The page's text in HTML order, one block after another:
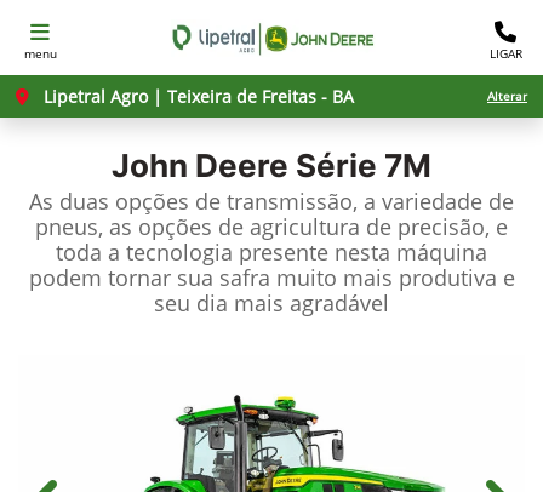
menu LIGAR
Lipetral Agro | Teixeira de Freitas - BA Alterar
John Deere Série 7M
As duas opções de transmissão, a variedade de
pneus, as opções de agricultura de precisão, e
toda a tecnologia presente nesta máquina
podem tornar sua safra muito mais produtiva e
seu dia mais agradável